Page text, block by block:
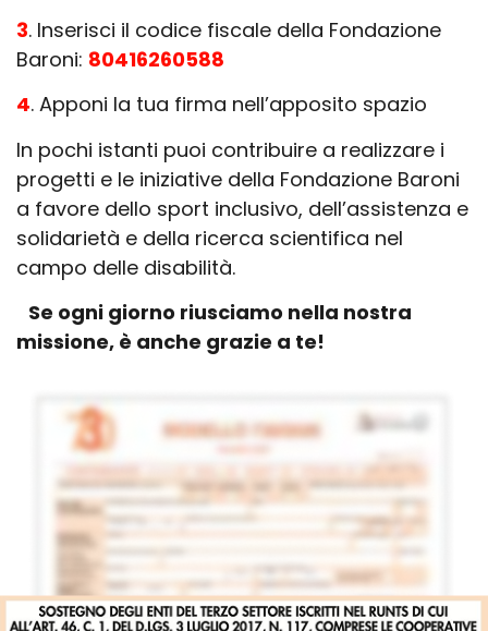
3. Inserisci il codice fiscale della Fondazione
Baroni: 80416260588
4. Apponi la tua firma nell’apposito spazio
In pochi istanti puoi contribuire a realizzare i
progetti e le iniziative della Fondazione Baroni
a favore dello sport inclusivo, dell’assistenza e
solidarietà e della ricerca scientifica nel
campo delle disabilità.
Se ogni giorno riusciamo nella nostra
missione, è anche grazie a te!